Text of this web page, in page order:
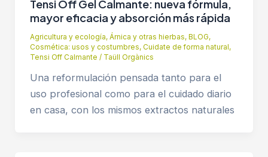
Tensi Off Gel Calmante: nueva fórmula,
mayor eficacia y absorción más rápida
Agricultura y ecología, Árnica y otras hierbas, BLOG,
Cosmética: usos y costumbres, Cuidate de forma natural,
Tensi Off Calmante / Taüll Orgànics
Una reformulación pensada tanto para el
uso profesional como para el cuidado diario
en casa, con los mismos extractos naturales